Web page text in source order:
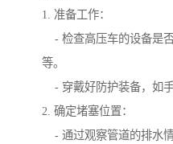
1. 准备工作：
- 检查高压车的设备是
等。
- 穿戴好防护装备，如手
2. 确定堵塞位置：
- 通过观察管道的排水